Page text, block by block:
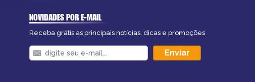
NOVIDADES POR E-MAIL
Receba grátis as principais notícias, dicas e promoções